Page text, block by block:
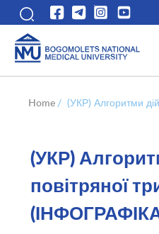
Home / (УКР) Алгоритми
(УКР)
повітряної